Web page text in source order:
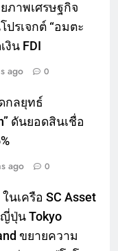
ภาพเศรษฐกิจ
ปรเจกต์ “อมตะ
งิน FDI
ago 0
กลยุทธ์
ดันยอดสินเชื่อ
ago 0
นเครือ SC Asset
ปุ่น Tokyo
ขยายความ